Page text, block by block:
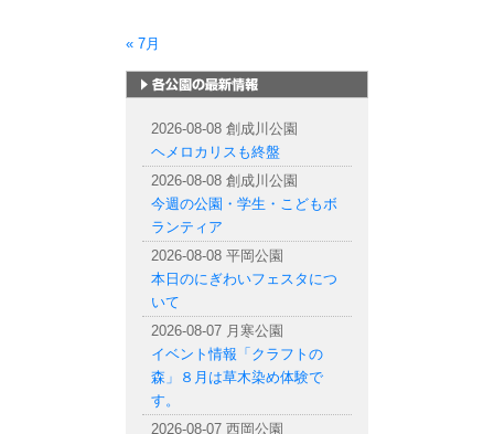
« 7月
2026-08-08 創成川公園
ヘメロカリスも終盤
2026-08-08 創成川公園
今週の公園・学生・こどもボ
ランティア
2026-08-08 平岡公園
本日のにぎわいフェスタにつ
いて
2026-08-07 月寒公園
イベント情報「クラフトの
森」８月は草木染め体験で
す。
2026-08-07 西岡公園